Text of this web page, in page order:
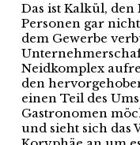
Das ist Kalkül,
Personen gar
dem Gewerbe
Neidkomplex
den
einen Teil des
Gastronomen
und sieht sich das